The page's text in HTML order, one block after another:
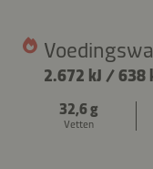
2.672 kJ /638
32,6 g
Vetten